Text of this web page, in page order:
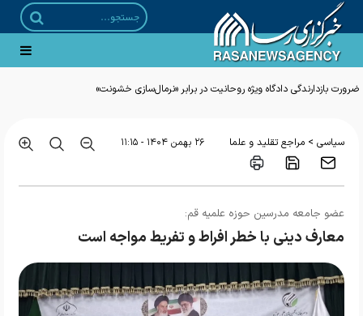
ضرورت بازدارندگی دادگاه ویژه روحانیت در برابر «نرمال‌سازی خشونت»
سیاسی > مراجع تقلید و علما ۲۶ بهمن ۱۴۰۴ - ۱۱:۱۵
عضو جامعه مدرسین حوزه علمیه قم:
معارف دینی با خطر افراط و تفریط مواجه است